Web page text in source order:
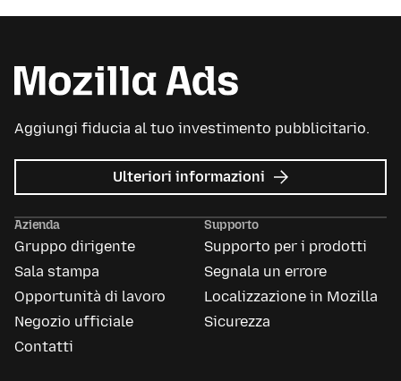
Aggiungi fiducia al tuo investimento pubblicitario.
Ulteriori informazioni su
Mozilla
Azienda
Gruppo dirigente
Sala stampa
Opportunità di lavoro
Negozio ufficiale
Contatti
Supporto
Supporto per i prodotti
Segnala un errore
Localizzazione in Mozilla
Sicurezza